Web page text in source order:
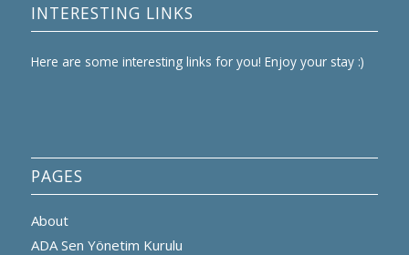
INTERESTING LINKS
Here are some interesting links for you! Enjoy your stay :)
PAGES
About
ADA Sen Yönetim Kurulu